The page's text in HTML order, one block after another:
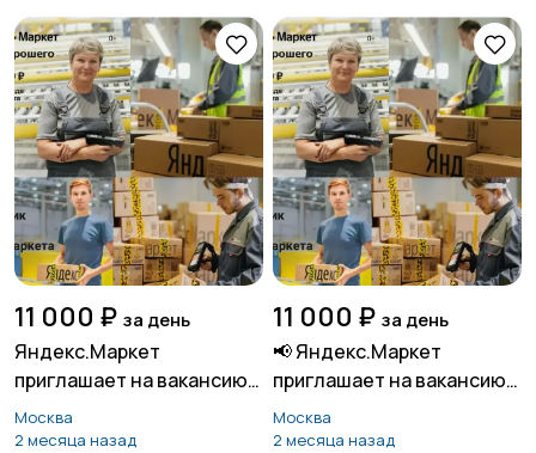
11 000 ₽ за день
Яндекс.Маркет
приглашает на вакансию
«Кладовщик»
Москва
2 месяца назад
11 000 ₽ за день
📢 Яндекс.Маркет
приглашает на вакансию
«Кладовщик»
Москва
2 месяца назад